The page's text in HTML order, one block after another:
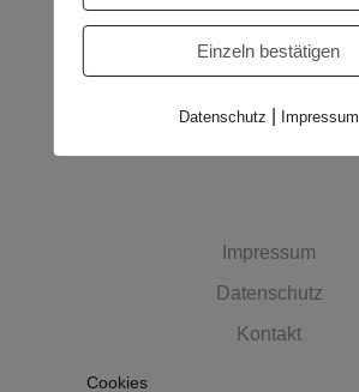
Impressum
Datenschutz
Kontakt
Cookies
Einzeln bestätigen
Datenschutz Impressum